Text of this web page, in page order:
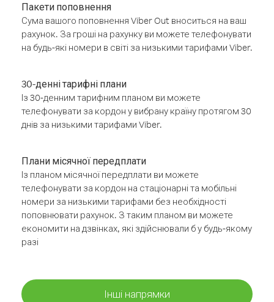
Пакети поповнення
Сума вашого поповнення Viber Out вноситься на ваш
рахунок. За гроші на рахунку ви можете телефонувати
на будь-які номери в світі за низькими тарифами Viber.
30-денні тарифні плани
Із 30-денним тарифним планом ви можете
телефонувати за кордон у вибрану країну протягом 30
днів за низькими тарифами Viber.
Плани місячної передплати
Із планом місячної передплати ви можете
телефонувати за кордон на стаціонарні та мобільні
номери за низькими тарифами без необхідності
поповнювати рахунок. З таким планом ви можете
економити на дзвінках, які здійснювали б у будь-якому
разі
Інші напрямки